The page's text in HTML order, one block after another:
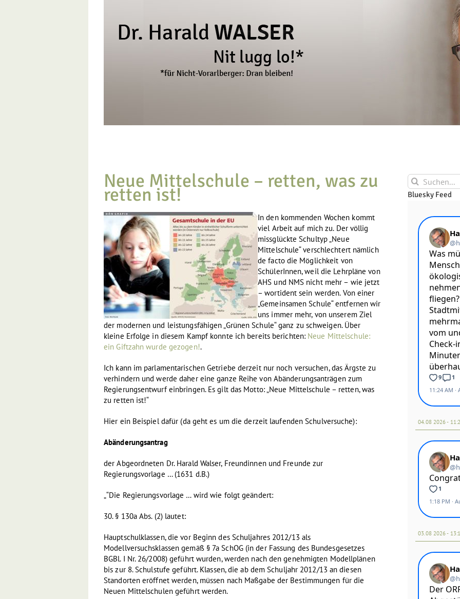
Neue Mittelschule – retten, was zu
retten ist!
In den kommenden Wochen kommt
viel Arbeit auf mich zu. Der völlig
missglückte Schultyp „Neue
Mittelschule“ verschlechtert nämlich
de facto die Möglichkeit von
SchülerInnen, weil die Lehrpläne von
AHS und NMS nicht mehr – wie jetzt
– wortident sein werden. Von einer
„Gemeinsamen Schule“ entfernen wir
uns immer mehr, von unserem Ziel
der modernen und leistungsfähigen „Grünen Schule“ ganz zu schweigen. Über
kleine Erfolge in diesem Kampf konnte ich bereits berichten: Neue Mittelschule:
ein Giftzahn wurde gezogen!.
Ich kann im parlamentarischen Getriebe derzeit nur noch versuchen, das Ärgste zu
verhindern und werde daher eine ganze Reihe von Abänderungsanträgen zum
Regierungsentwurf einbringen. Es gilt das Motto: „Neue Mittelschule – retten, was
zu retten ist!“
Hier ein Beispiel dafür (da geht es um die derzeit laufenden Schulversuche):
Abänderungsantrag
der Abgeordneten Dr. Harald Walser, Freundinnen und Freunde zur
Regierungsvorlage … (1631 d.B.)
„“Die Regierungsvorlage … wird wie folgt geändert:
30. § 130a Abs. (2) lautet:
Hauptschulklassen, die vor Beginn des Schuljahres 2012/13 als
Modellversuchsklassen gemäß § 7a SchOG (in der Fassung des Bundesgesetzes
BGBl. I Nr. 26/2008) geführt wurden, werden nach den genehmigten Modellplänen
bis zur 8. Schulstufe geführt. Klassen, die ab dem Schuljahr 2012/13 an diesen
Standorten eröffnet werden, müssen nach Maßgabe der Bestimmungen für die
Neuen Mittelschulen geführt werden.
Suche
nach:
Bluesky Feed
04.08 2026 -
03.08 2026 -